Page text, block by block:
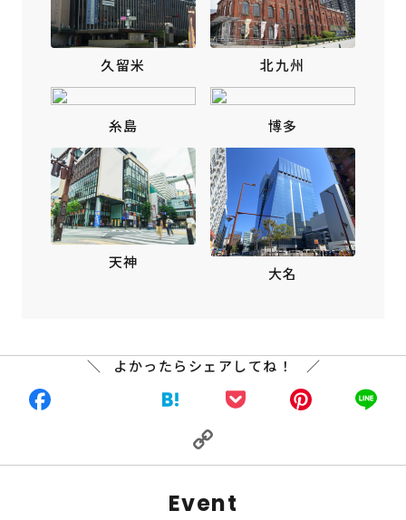
久留米 北九州
糸島 博多
天神
大名
よかったらシェアしてね！
Facebook HatenaPocket
Link
Event